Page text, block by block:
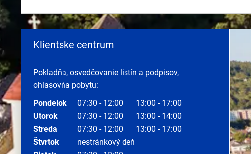
Klientske centrum
Pokladňa, osvedčovanie listín a podpisov,
ohlasovňa pobytu:
Pondelok
07:30 - 12:00
13:00 - 17:00
Utorok
07:30 - 12:00
13:00 - 14:00
Streda
07:30 - 12:00
13:00 - 17:00
Štvrtok
nestránkový deň